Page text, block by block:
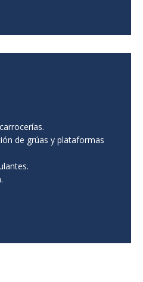
de grúas y plataformas